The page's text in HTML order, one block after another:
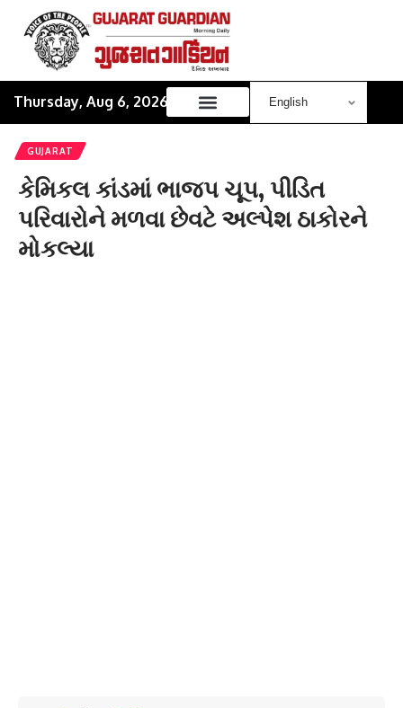
Thursday, Aug 6, 2026
GUJARAT
કેમિકલ કાંડમાં ભાજપ ચૂપ, પીડિત
પરિવારોને મળવા છેવટે અલ્પેશ ઠાકોરને
મોકલ્યા